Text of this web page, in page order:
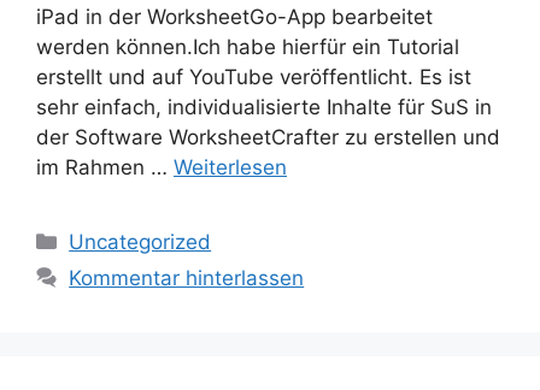
iPad in der WorksheetGo-App bearbeitet
werden können.Ich habe hierfür ein Tutorial
erstellt und auf YouTube veröffentlicht. Es ist
sehr einfach, individualisierte Inhalte für SuS in
der Software WorksheetCrafter zu erstellen und
im Rahmen … Weiterlesen
Kategorien
Uncategorized
Kommentar hinterlassen